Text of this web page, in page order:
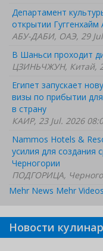
Департамент
открытии
АБУ-ДАБИ, ОАЭ, 29
В Шаньси проходит
ЦЗИНЬЧЖУН, Китай,
Египет запускает
визы по прибытии
в страну
КАИР, 23 Jul. 2026
Nammos Hotels &
усилия для создания
Черногории
ПОДГОРИЦА,
Mehr News Mehr Videos
Новости